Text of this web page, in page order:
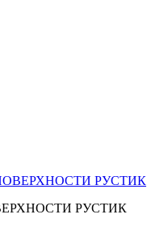
РУСТИК